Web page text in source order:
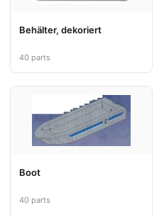
Behälter, dekoriert
40 parts
Boot
40 parts